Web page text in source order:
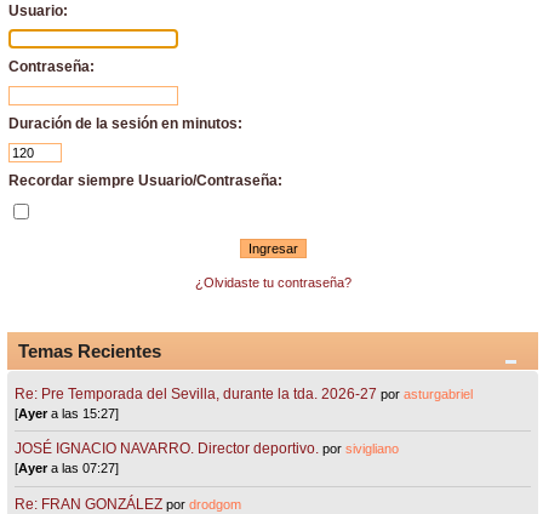
Usuario:
Contraseña:
Duración de la sesión en minutos:
Recordar siempre Usuario/Contraseña:
¿Olvidaste tu contraseña?
Temas Recientes
Re: Pre Temporada del Sevilla, durante la tda. 2026-27 porasturgabriel
[Ayera las 15:27]
JOSÉ IGNACIO NAVARRO. Director deportivo. porsivigliano
[Ayera las 07:27]
Re: FRAN GONZÁLEZ pordrodgom